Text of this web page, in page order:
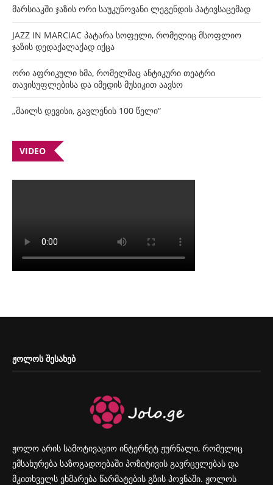
მარსიაკში ჯაზის ორი საუკუნოვანი ლეგენდის პატივსაცემად
JAZZ IN MARCIAC პატარა სოფელი, რომელიც მსოფლიო
ჯაზის დედაქალაქად იქცა
ორი აფრიკული ხმა, რომელმაც ანტიკური თეატრი
თავისუფლებისა და იმედის მუსიკით აავსო
„მაილს დევისი, გავლენის 100 წელი“
VIDEO
ᲟᲝᲚᲝᲡ ᲨᲔᲡᲐᲮᲔᲑ
ჟოლო არის სამოტივაციო ინტერნეტ ჟურნალი, რომელიც
ემსახურება საზოგადოებაში პოზიტივის გავრცელებას და
მკითხველს ეხმარება წარმატების გზის პოვნაში. ჟოლოს